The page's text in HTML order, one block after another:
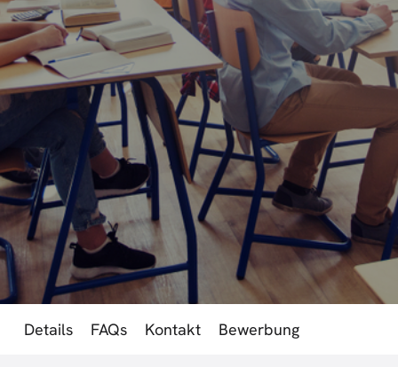
Details FAQs Kontakt Bewerbung